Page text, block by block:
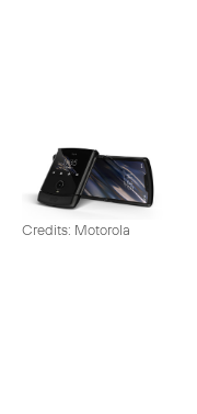
Credits: Motorola